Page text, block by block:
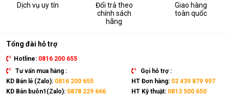
Dịch vụ uy tín
Đổi trả theo
chính sách
hãng
Giao hàng
toàn quốc
Tổng đài hỗ trợ
Hotline: 0816 200 655
Tư vấn mua hàng :
KD Bán lẻ (Zalo): 0816 200 655
KD Bán buôn1(Zalo): 0878 229 666
Gọi hỗ trợ :
HT Đơn hàng: 02 439 879 997
HT Kỹ thuật: 0813 500 650